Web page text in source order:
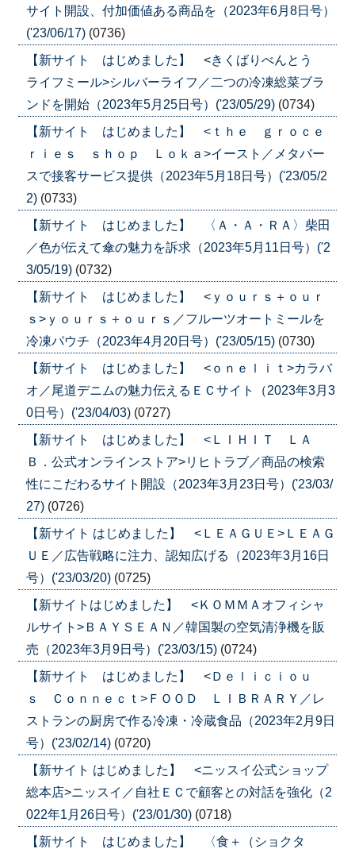
サイト開設、付加価値ある商品を（2023年6月8日号）
('23/06/17) (0736)
【新サイト はじめました】 <きくばりべんとう
ライフミール>シルバーライフ／二つの冷凍総菜ブラ
ンドを開始（2023年5月25日号）('23/05/29) (0734)
【新サイト はじめました】 <ｔｈｅ ｇｒｏｃｅ
ｒｉｅｓ ｓｈｏｐ Ｌｏｋａ>イースト／メタバー
スで接客サービス提供（2023年5月18日号）('23/05/2
2) (0733)
【新サイト はじめました】 〈Ａ・Ａ・ＲＡ〉柴田
／色が伝えて傘の魅力を訴求（2023年5月11日号）('2
3/05/19) (0732)
【新サイト はじめました】 <ｙｏｕｒｓ＋ｏｕｒ
ｓ>ｙｏｕｒｓ＋ｏｕｒｓ／フルーツオートミールを
冷凍パウチ（2023年4月20日号）('23/05/15) (0730)
【新サイト はじめました】 <ｏｎｅｌｉｔ>カラバ
オ／尾道デニムの魅力伝えるＥＣサイト（2023年3月3
0日号）('23/04/03) (0727)
【新サイト はじめました】 <ＬＩＨＩＴ ＬＡ
Ｂ．公式オンラインストア>リヒトラブ／商品の検索
性にこだわるサイト開設（2023年3月23日号）('23/03/
27) (0726)
【新サイト はじめました】 <ＬＥＡＧＵＥ>ＬＥＡＧ
ＵＥ／広告戦略に注力、認知広げる（2023年3月16日
号）('23/03/20) (0725)
【新サイトはじめました】 <ＫＯＭＭＡオフィシャ
ルサイト>ＢＡＹＳＥＡＮ／韓国製の空気清浄機を販
売（2023年3月9日号）('23/03/15) (0724)
【新サイト はじめました】 <Ｄｅｌｉｃｉｏｕ
ｓ Ｃｏｎｎｅｃｔ>ＦＯＯＤ ＬＩＢＲＡＲＹ／レ
ストランの厨房で作る冷凍・冷蔵食品（2023年2月9日
号）('23/02/14) (0720)
【新サイト はじめました】 <ニッスイ公式ショップ
総本店>ニッスイ／自社ＥＣで顧客との対話を強化（2
022年1月26日号）('23/01/30) (0718)
【新サイト はじめました】 〈食＋（ショクタ